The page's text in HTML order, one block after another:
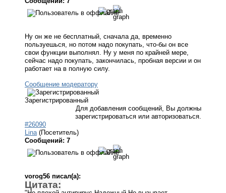
Ну он же не бесплатный, сначала да, временно
пользуешься, но потом надо покупать, что-бы он все
свои функции выполнял. Ну у меня по крайней мере,
сейчас надо покупать, закончилась, пробная версии и он
работает на в полную силу.
Сообщение модератору
Зарегистрированный
Для добавления сообщений, Вы должны
зарегистрироваться или авторизоваться.
#26090
Lina (Посетитель)
Сообщений: 7
vorog56 писал(а):
Цитата: